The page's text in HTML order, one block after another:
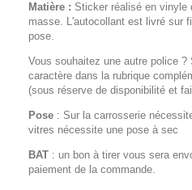
Matière : Sticker réalisé en vinyle
masse. L'autocollant est livré sur
pose.
Vous souhaitez une autre police
caractère dans la rubrique
(sous réserve de disponibilité et
Pose : Sur la carrosserie
vitres nécessite une pose à sec
BAT : un bon à tirer vous sera
paiement de la commande.